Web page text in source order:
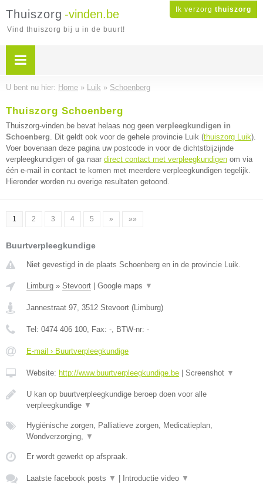
Ik verzorg thuiszorg
Thuiszorg -vinden.be
Vind thuiszorg bij u in de buurt!
U bent nu hier: Home » Luik » Schoenberg
Thuiszorg Schoenberg
Thuiszorg-vinden.be bevat helaas nog geen verpleegkundigen in
Schoenberg. Dit geldt ook voor de gehele provincie Luik (thuiszorg Luik).
Voer bovenaan deze pagina uw postcode in voor de dichtstbijzijnde
verpleegkundigen of ga naar direct contact met verpleegkundigen om via
één e-mail in contact te komen met meerdere verpleegkundigen tegelijk.
Hieronder worden nu overige resultaten getoond.
1 2 3 4 5 » »»
Buurtverpleegkundige
Niet gevestigd in de plaats Schoenberg en in de provincie Luik.
Limburg » Stevoort Google maps ▼
Jannestraat 97, 3512 Stevoort (Limburg)
Tel: 0474 406 100, Fax: -, BTW-nr: -
E-mail › Buurtverpleegkundige
Website: http://www.buurtverpleegkundige.be Screenshot ▼
U kan op buurtverpleegkundige beroep doen voor alle
verpleegkundige ▼
Hygiënische zorgen, Palliatieve zorgen, Medicatieplan,
Wondverzorging, ▼
Er wordt gewerkt op afspraak.
Laatste facebook posts ▼ Introductie video ▼